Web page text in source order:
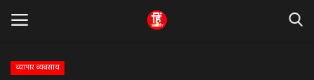
व्यापार व्यवसाय